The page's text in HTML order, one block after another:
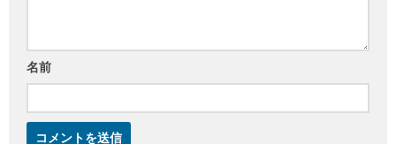
名前